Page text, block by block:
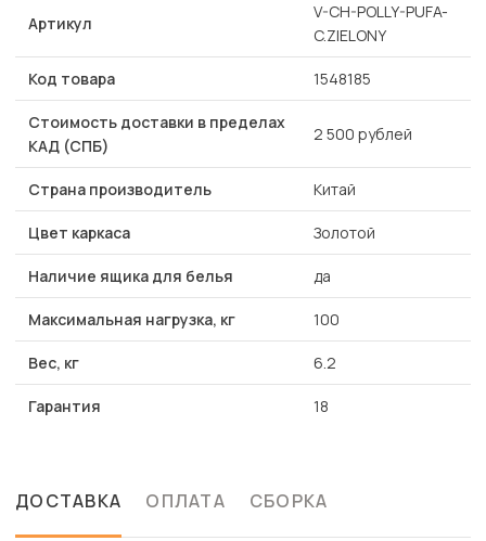
Артикул
V-CH-POLLY-PUFA-
C.ZIELONY
Код товара 1548185
Стоимость доставки в пределах
КАД (СПБ)
2 500 рублей
Страна производитель Китай
Цвет каркаса Золотой
Наличие ящика для белья да
Максимальная нагрузка, кг 100
Вес, кг 6.2
Гарантия 18
ДОСТАВКА ОПЛАТА СБОРКА